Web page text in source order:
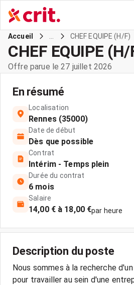
Accueil CHEF EQUIPE (H/F)
CHEF EQUIPE (H/
Offre parue le 27 juillet 2026
En résumé
Localisation
Rennes (35000)
Date de début
Dès que possible
Contrat
Intérim - Temps plein
Durée du contrat
6 mois
Salaire
14,00 € à 18,00 €par heure
Description du poste
Nous sommes à la recherche
pour travailler au sein d'une